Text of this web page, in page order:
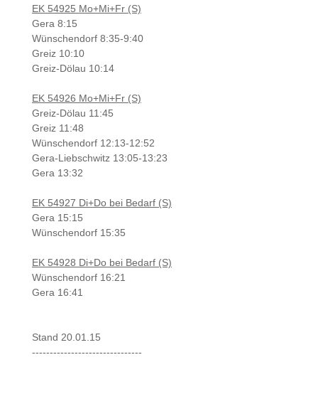
EK 54925 Mo+Mi+Fr (S)
Gera 8:15
Wünschendorf 8:35-9:40
Greiz 10:10
Greiz-Dölau 10:14
EK 54926 Mo+Mi+Fr (S)
Greiz-Dölau 11:45
Greiz 11:48
Wünschendorf 12:13-12:52
Gera-Liebschwitz 13:05-13:23
Gera 13:32
EK 54927 Di+Do bei Bedarf (S)
Gera 15:15
Wünschendorf 15:35
EK 54928 Di+Do bei Bedarf (S)
Wünschendorf 16:21
Gera 16:41
Stand 20.01.15
-------------------------------